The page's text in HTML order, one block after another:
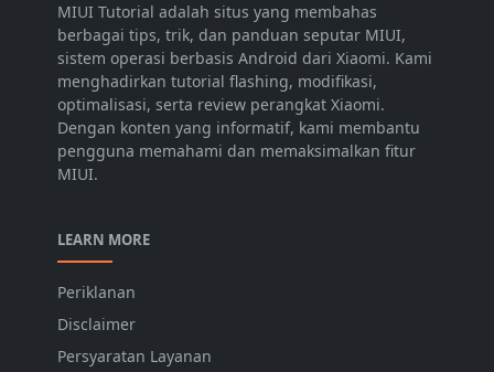
MIUI Tutorial adalah situs yang membahas
berbagai tips, trik, dan panduan seputar MIUI,
sistem operasi berbasis Android dari Xiaomi. Kami
menghadirkan tutorial flashing, modifikasi,
optimalisasi, serta review perangkat Xiaomi.
Dengan konten yang informatif, kami membantu
pengguna memahami dan memaksimalkan fitur
MIUI.
LEARN MORE
Periklanan
Disclaimer
Persyaratan Layanan